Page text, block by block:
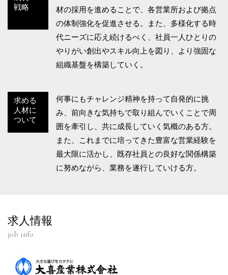
戦略
材の採用を進めることで、各営業所および拠点
の体制強化を促進させる。また、多様化する時
代ニーズに応え続けるべく、社員一人ひとりの
やりがい創出やスキル向上を図り、より強固な
組織基盤を構築していく。
求める
人材に
ついて
何事にもチャレンジ精神を持って自発的に挑
み、前向きな気持ちで取り組んでいくことで周
囲を牽引し、共に成長していく気概のある方。
また、これまでに培ってきた豊富な営業経験を
最大限に活かし、既存社員との良好な関係構築
に努めながら、業務を遂行していける方。
求人情報
job info